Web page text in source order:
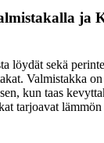
ja
löydät sekä
Valmistakka
kun taas
tarjoavat